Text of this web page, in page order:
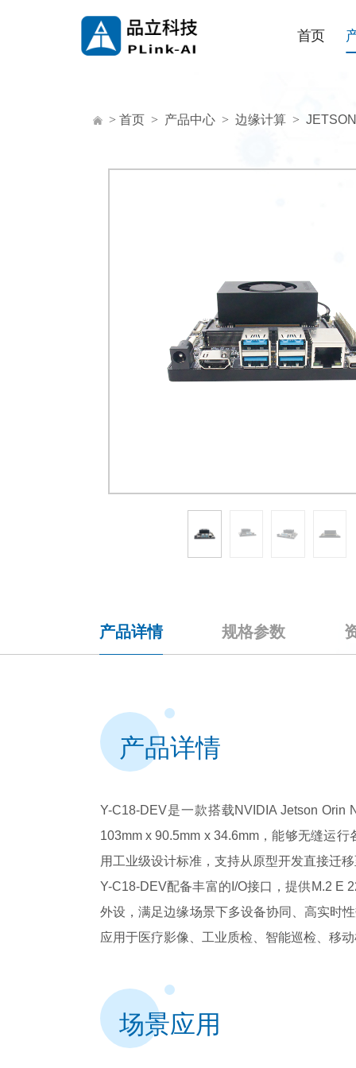
首页
> 首页 > 产品中心 > 边缘计算 >
产品详情 规格参数
产品详情
Y-C18-DEV是一款搭载NVIDIA Jetson
103mm x 90.5mm x 34.6mm，能够无缝运
用工业级设计标准，支持从原型开发直接迁
Y-C18-DEV配备丰富的I/O接口，提供M.2 E
外设，满足边缘场景下多设备协同、高实时
应用于医疗影像、工业质检、智能巡检、移
场景应用